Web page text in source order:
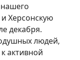
Херсонскую
декабря.
людей,
активной